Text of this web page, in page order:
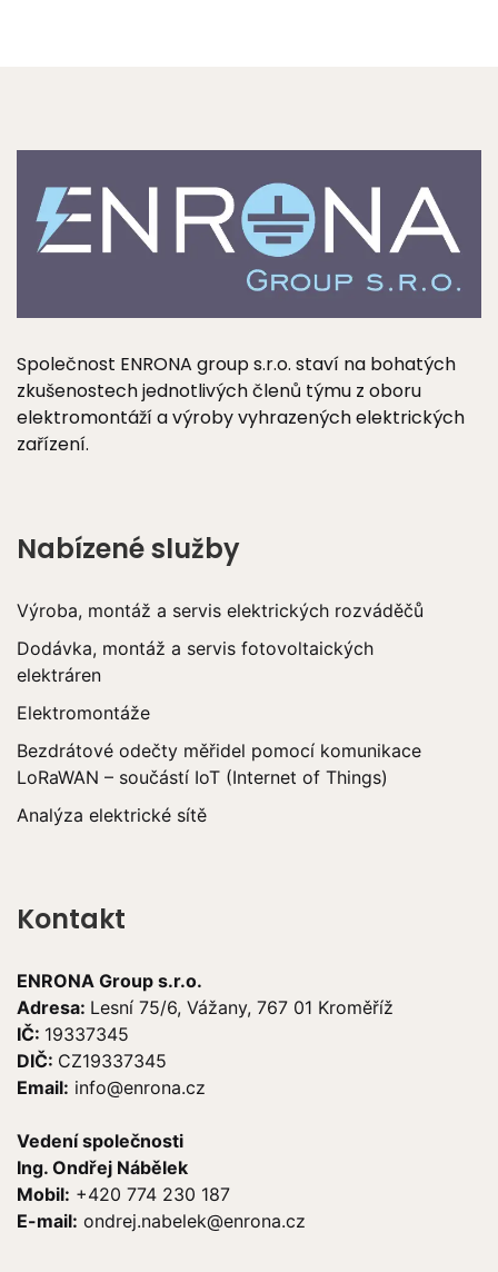
Společnost ENRONA group s.r.o. staví na bohatých
zkušenostech jednotlivých členů týmu z oboru
elektromontáží a výroby vyhrazených elektrických
zařízení.
Nabízené služby
Výroba, montáž a servis elektrických rozváděčů
Dodávka, montáž a servis fotovoltaických
elektráren
Elektromontáže
Bezdrátové odečty měřidel pomocí komunikace
LoRaWAN – součástí IoT (Internet of Things)
Analýza elektrické sítě
Kontakt
ENRONA Group s.r.o.
Adresa: Lesní 75/6, Vážany, 767 01 Kroměříž
IČ: 19337345
DIČ: CZ19337345
Email: info@enrona.cz
Vedení společnosti
Ing. Ondřej Nábělek
Mobil: +420 774 230 187
E-mail: ondrej.nabelek@enrona.cz